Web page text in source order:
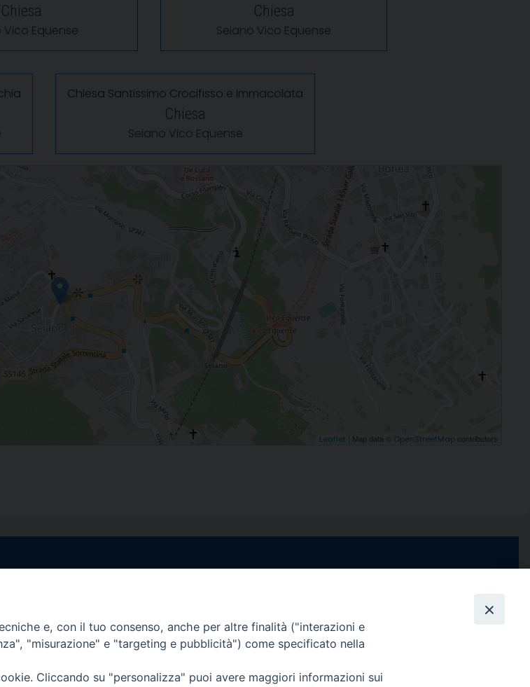
Chiesa
Vico Equense
Chiesa
Seiano Vico Equense
Chiesa Santissimo Crocifisso e Immacolata
Chiesa
Seiano Vico Equense
Leaflet | Map data © OpenStreetMap contributors
tel. 0818714501
Giorni ed Orari Apertura Uffici:
Uffici Matrimoni:
YouTube
Channel
Feed
Informativa Privacy
e, con il tuo consenso, anche per altre finalità ("interazioni e
"misurazione" e "targeting e pubblicità") come specificato nella
Cliccando su "personalizza" puoi avere maggiori informazioni sui